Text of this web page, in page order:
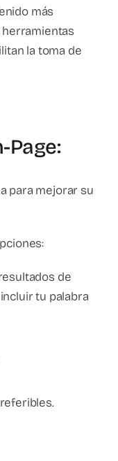
más
la toma de
Page:
para mejorar su
de
tu palabra